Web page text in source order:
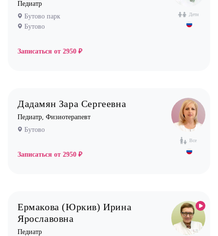
Пульмонолог
Стоматолог имплантолог
Стоматолог ортопед
Уролог
Физиотерапевт
Дети
Педиатр
Бутово парк
Бутово
Записаться от 2950 ₽
Все
Дадамян Зара Сергеевна
Педиатр, Физиотерапевт
Бутово
Записаться от 2950 ₽
Ермакова (Юркив) Ирина
Ярославовна
Педиатр